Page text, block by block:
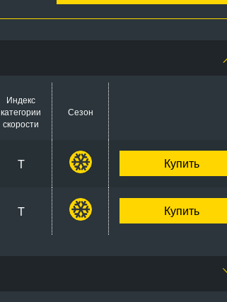
Индекс
категории
скорости
Сезон
T Купить
T Купить